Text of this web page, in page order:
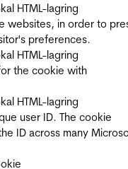
HTML-lagring
websites, in order to
preferences.
HTML-lagring
the cookie with
HTML-lagring
user ID. The cookie
ID across many